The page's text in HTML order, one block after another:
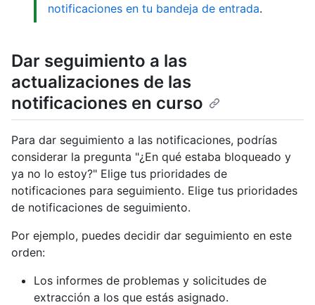
notificaciones en tu bandeja de entrada.
Dar seguimiento a las
actualizaciones de las
notificaciones en curso
Para dar seguimiento a las notificaciones, podrías
considerar la pregunta "¿En qué estaba bloqueado y
ya no lo estoy?" Elige tus prioridades de
notificaciones para seguimiento. Elige tus prioridades
de notificaciones de seguimiento.
Por ejemplo, puedes decidir dar seguimiento en este
orden:
Los informes de problemas y solicitudes de
extracción a los que estás asignado.